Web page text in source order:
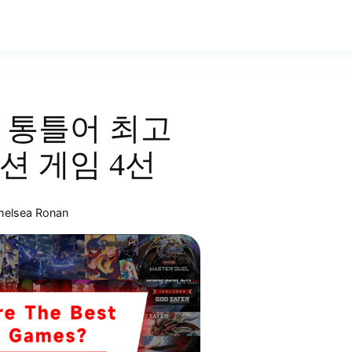
틀어 최고
게임 4선
Ronan